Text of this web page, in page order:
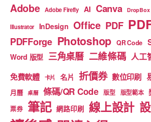
Adobe Adobe Firefly AI Canva DropBox
Illustrator InDesign Office PDF
PDFForge Photoshop QR Code
Word 版型 三角桌曆 二維條碼 人工
免費軟體 卡片 名片 折價券 數位印刷
月曆 桌曆 條碼/QR Code 版型 版型範本
票券 筆記 網路印刷 線上設計